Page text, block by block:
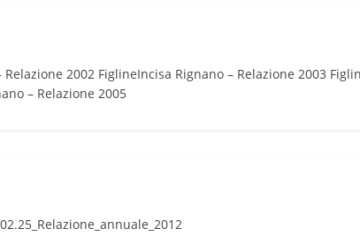
2002 FiglineIncisa Rignano – Relazione 2003
– Relazione 2005